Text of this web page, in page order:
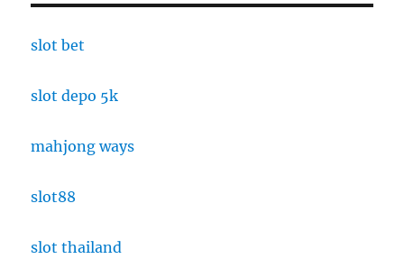
Mencetak
dan
slot bet
slot depo 5k
mahjong ways
slot88
slot thailand